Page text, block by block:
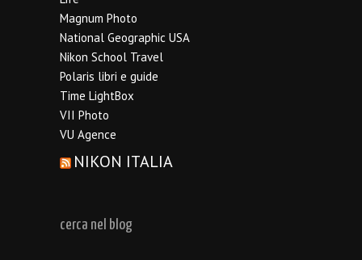
Magnum Photo
National Geographic USA
Nikon School Travel
Polaris libri e guide
Time LightBox
VII Photo
VU Agence
NIKON ITALIA
cerca nel blog